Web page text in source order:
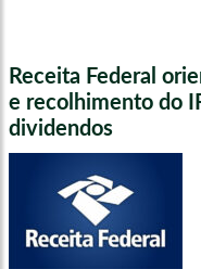
Receita Federal
e recolhimento do
dividendos